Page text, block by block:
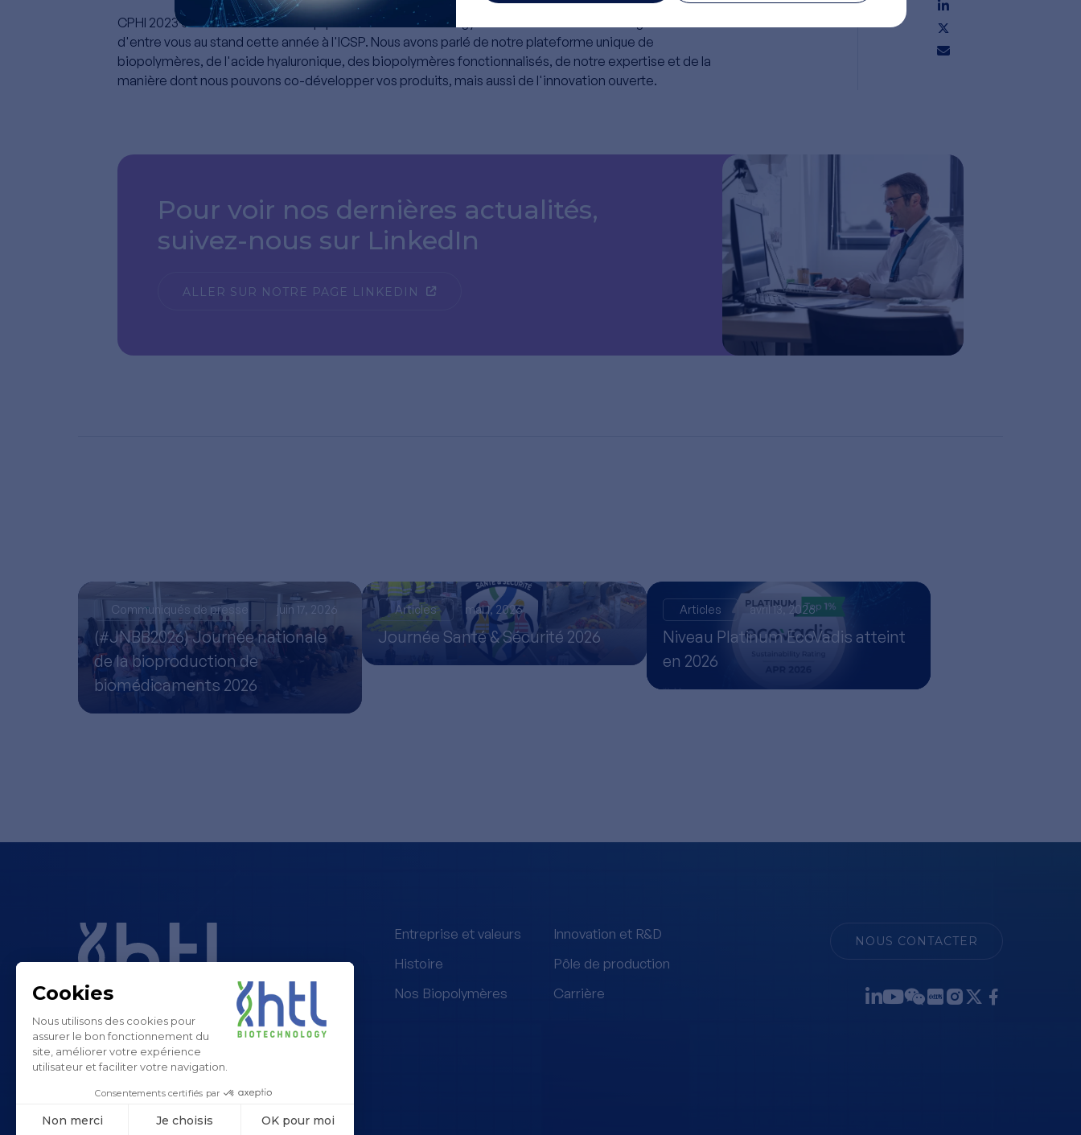
CPHI 2023 est terminé. Toute l'équipe de HTL Biotechnology a été ravie d'accueillir un si grand nombre
d'entre vous au stand cette année à l'ICSP. Nous avons parlé de notre plateforme unique de
biopolymères, de l'acide hyaluronique, des biopolymères fonctionnalisés, de notre expertise et de la
manière dont nous pouvons co-développer vos produits, mais aussi de l'innovation ouverte.
Pour voir nos dernières actualités,
suivez-nous sur LinkedIn
ALLER SUR NOTRE PAGE LINKEDIN
Communiqués de presse juin 17, 2026
(#JNBB2026) Journée nationale
de la bioproduction de
biomédicaments 2026
Articles mai 1, 2026
Journée Santé & Sécurité 2026
Articles avril 13, 2026
Niveau Platinum EcoVadis atteint
en 2026
Entreprise et valeurs
Histoire
Nos Biopolymères
Innovation et R&D
Pôle de production
Carrière
NOUS CONTACTER